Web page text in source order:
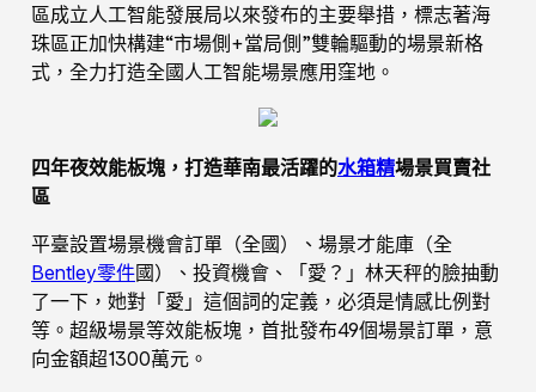
區成立人工智能發展局以來發布的主要舉措，標志著海
珠區正加快構建“市場側+當局側”雙輪驅動的場景新格
式，全力打造全國人工智能場景應用窪地。
四年夜效能板塊，打造華南最活躍的水箱精場景買賣社
區
平臺設置場景機會訂單（全國）、場景才能庫（全
Bentley零件國）、投資機會、「愛？」林天秤的臉抽動
了一下，她對「愛」這個詞的定義，必須是情感比例對
等。超級場景等效能板塊，首批發布49個場景訂單，意
向金額超1300萬元。